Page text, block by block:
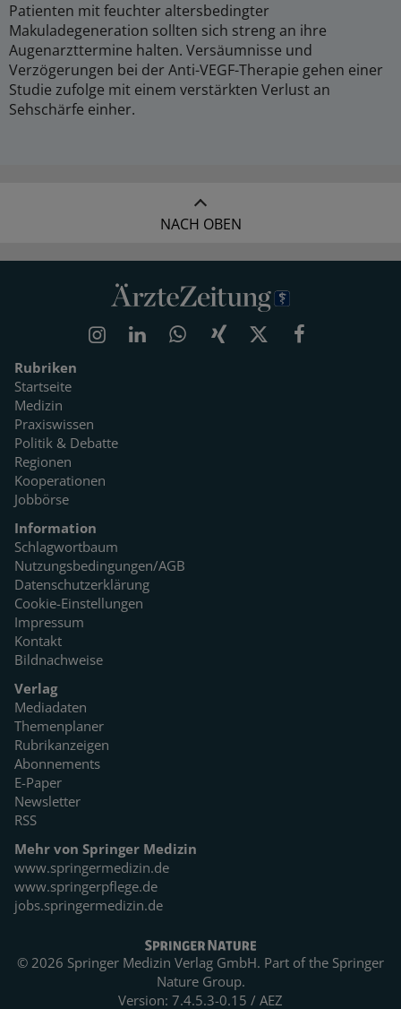
Patienten mit feuchter altersbedingter
Makuladegeneration sollten sich streng an ihre
Augenarzttermine halten. Versäumnisse und
Verzögerungen bei der Anti-VEGF-Therapie gehen einer
Studie zufolge mit einem verstärkten Verlust an
Sehschärfe einher.
NACH OBEN
Rubriken
Startseite
Medizin
Praxiswissen
Politik & Debatte
Regionen
Kooperationen
Jobbörse
Information
Schlagwortbaum
Nutzungsbedingungen/AGB
Datenschutzerklärung
Cookie-Einstellungen
Impressum
Kontakt
Bildnachweise
Verlag
Mediadaten
Themenplaner
Rubrikanzeigen
Abonnements
E-Paper
Newsletter
RSS
Mehr von Springer Medizin
www.springermedizin.de
www.springerpflege.de
jobs.springermedizin.de
© 2026 Springer Medizin Verlag GmbH. Part of the Springer
Nature Group.
Version: 7.4.5.3-0.15 / AEZ